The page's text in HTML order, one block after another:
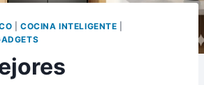
COCINA INTELIGENTE